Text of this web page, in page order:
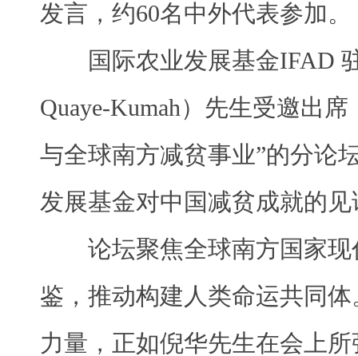
发言，约60名中外代表参加。
国际农业发展基金IFAD
Quaye-Kumah）先生受邀出
与全球南方减贫事业”的分论
发展基金对中国减贫成就的见
论坛聚焦全球南方国家
鉴，推动构建人类命运共同
力量，正如倪华先生在会上